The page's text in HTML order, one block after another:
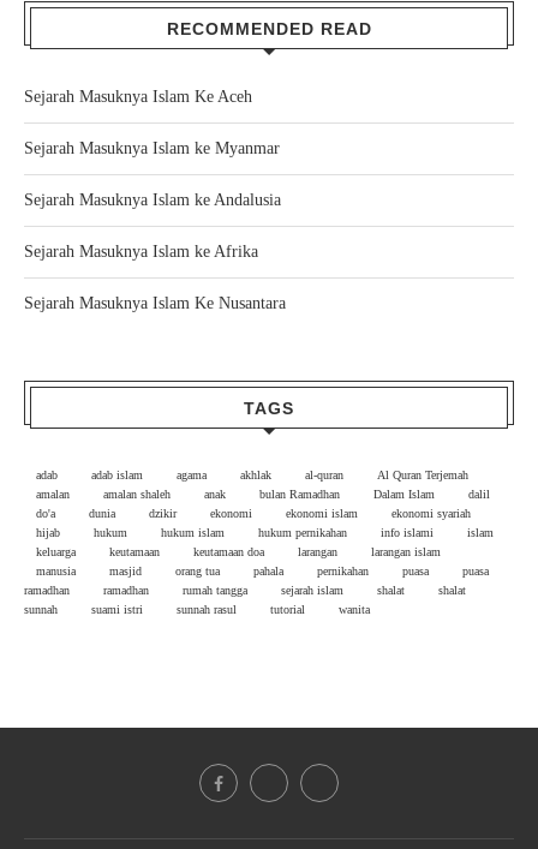
RECOMMENDED READ
Sejarah Masuknya Islam Ke Aceh
Sejarah Masuknya Islam ke Myanmar
Sejarah Masuknya Islam ke Andalusia
Sejarah Masuknya Islam ke Afrika
Sejarah Masuknya Islam Ke Nusantara
TAGS
adab adab islam agama akhlak al-quran
Al Quran Terjemah
amalan
amalan shaleh anak bulan Ramadhan Dalam Islam
dalil
do'a
dunia dzikir ekonomi ekonomi islam
ekonomi syariah
hijab
hukum hukum islam hukum pernikahan info islami
islam
keluarga
keutamaan keutamaan doa larangan
larangan islam
manusia
masjid orang tua pahala pernikahan puasa
puasa
ramadhan
ramadhan rumah tangga sejarah islam shalat
shalat
sunnah
suami istri sunnah rasul tutorial wanita